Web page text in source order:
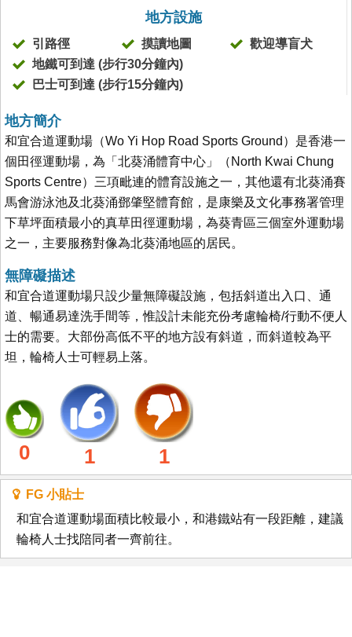
地方設施
引路徑 摸讀地圖
歡迎導盲犬
地鐵可到達 (步行30分鐘內)
巴士可到達 (步行15分鐘內)
地方簡介
和宜合道運動場（Wo Yi Hop Road Sports Ground）是香港一
個田徑運動場，為「北葵涌體育中心」（North Kwai Chung
Sports Centre）三項毗連的體育設施之一，其他還有北葵涌賽
馬會游泳池及北葵涌鄧肇堅體育館，是康樂及文化事務署管理
下草坪面積最小的真草田徑運動場，為葵青區三個室外運動場
之一，主要服務對像為北葵涌地區的居民。
無障礙描述
和宜合道運動場只設少量無障礙設施，包括斜道出入口、通
道、暢通易達洗手間等，惟設計未能充份考慮輪椅/行動不便人
士的需要。大部份高低不平的地方設有斜道，而斜道較為平
坦，輪椅人士可輕易上落。
0 1 1
FG 小貼士
和宜合道運動場面積比較最小，和港鐵站有一段距離，建議
輪椅人士找陪同者一齊前往。